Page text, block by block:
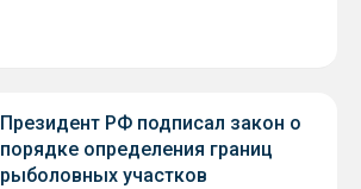
Президент РФ подписал закон о
порядке определения границ
рыболовных участков